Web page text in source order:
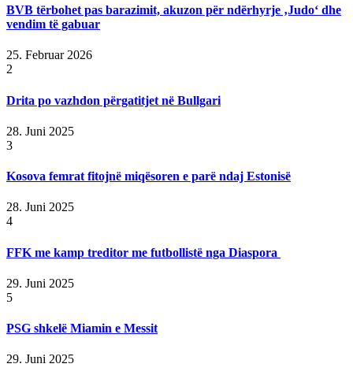
BVB tërbohet pas barazimit, akuzon për ndërhyrje ‚Judo‘ dhe
vendim të gabuar
25. Februar 2026
2
Drita po vazhdon përgatitjet në Bullgari
28. Juni 2025
3
Kosova femrat fitojnë miqësoren e parë ndaj Estonisë
28. Juni 2025
4
FFK me kamp treditor me futbollistë nga Diaspora
29. Juni 2025
5
PSG shkelë Miamin e Messit
29. Juni 2025